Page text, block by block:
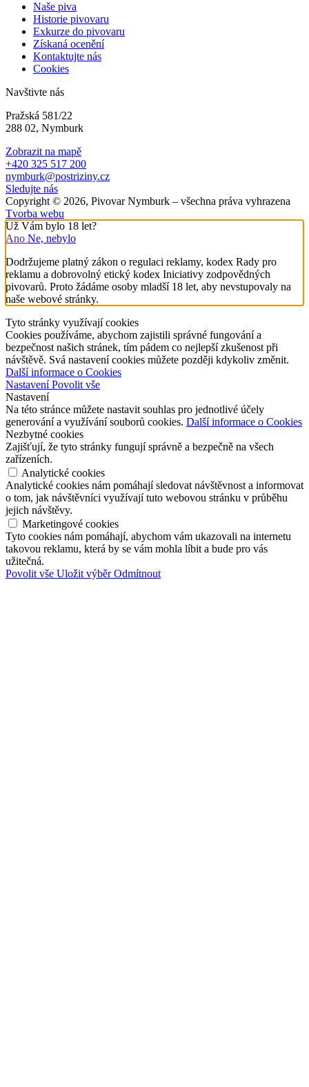
Naše piva
Historie pivovaru
Exkurze do pivovaru
Získaná ocenění
Kontaktujte nás
Cookies
Navštivte nás
Pražská 581/22
288 02, Nymburk
Zobrazit na mapě
+420 325 517 200
nymburk@postriziny.cz
Sledujte nás
Copyright © 2026, Pivovar Nymburk – všechna práva vyhrazena
Tvorba webu
Už Vám bylo 18 let?
Ano Ne, nebylo
Dodržujeme platný zákon o regulaci reklamy, kodex Rady pro
reklamu a dobrovolný etický kodex Iniciativy zodpovědných
pivovarů. Proto žádáme osoby mladší 18 let, aby nevstupovaly na
naše webové stránky.
Tyto stránky využívají cookies
Cookies používáme, abychom zajistili správné fungování a
bezpečnost našich stránek, tím pádem co nejlepší zkušenost při
návštěvě. Svá nastavení cookies můžete později kdykoliv změnit.
Další informace o Cookies
NastaveníPovolit vše
Nastavení
Na této stránce můžete nastavit souhlas pro jednotlivé účely
generování a využívání souborů cookies. Další informace o Cookies
Nezbytné cookies
Zajišťují, že tyto stránky fungují správně a bezpečně na všech
zařízeních.
Analytické cookies
Analytické cookies nám pomáhají sledovat návštěvnost a informovat
o tom, jak návštěvníci využívají tuto webovou stránku v průběhu
jejich návštěvy.
Marketingové cookies
Tyto cookies nám pomáhají, abychom vám ukazovali na internetu
takovou reklamu, která by se vám mohla líbit a bude pro vás
užitečná.
Povolit vše Uložit výběrOdmítnout